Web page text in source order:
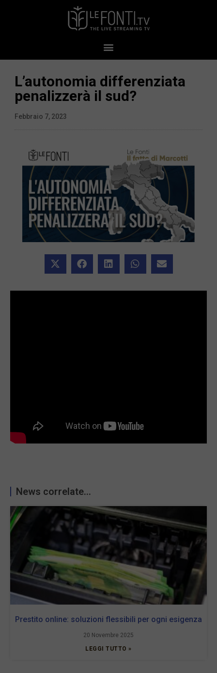
L’autonomia differenziata
penalizzerà il sud?
Febbraio 7, 2023
News correlate...
Prestito online: soluzioni flessibili per ogni esigenza
20 Novembre 2025
LEGGI TUTTO »